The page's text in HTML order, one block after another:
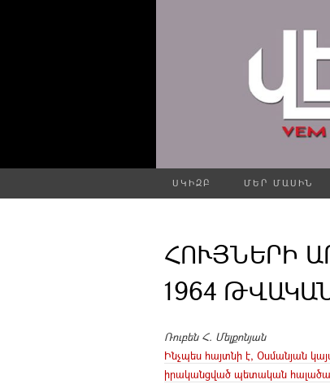
ՍԿԻԶԲ ՄԵՐ ՄԱՍԻՆ
ՀՈՒՅՆԵՐԻ
1964
Ռուբեն Հ. Մելքոնյան
Ինչպես հայտնի է, Օսմանյան
իրականցված պետական